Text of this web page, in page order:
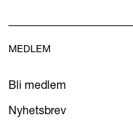
MEDLEM
Bli medlem
Nyhetsbrev